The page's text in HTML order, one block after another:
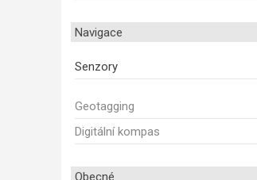
Navigace
Senzory
Geotagging
Digitální kompas
Obecné